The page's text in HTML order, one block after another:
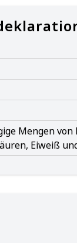
Mengen von
Eiweiß